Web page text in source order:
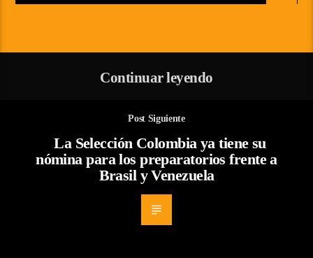
Continuar leyendo
Post Siguiente
La Selección Colombia ya tiene su
nómina para los preparatorios frente a
Brasil y Venezuela